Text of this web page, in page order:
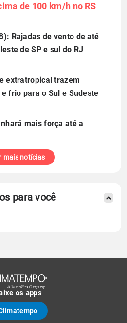
de 100 km/h no RS
Rajadas de vento de até
de SP e sul do RJ
extratropical trazem
frio para o Sul e Sudeste
mais força até a
mais notícias
para você
os apps